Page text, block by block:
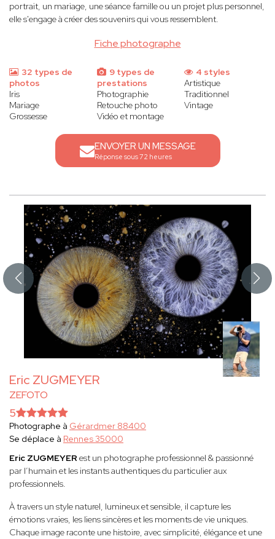
Fiche photographe
portrait, un mariage, une séance famille ou un projet plus personnel,
elle s'engage à créer des souvenirs qui vous ressemblent.
32 types de
photos
Iris
Mariage
Grossesse
9 types de
prestations
Photographie
Retouche photo
Vidéo et montage
4 styles
Artistique
Traditionnel
Vintage
ENVOYER UN MESSAGE
Réponse sous 72 heures
Eric ZUGMEYER
ZEFOTO
5
Photographe à Gérardmer 88400
Se déplace à Rennes 35000
Eric ZUGMEYER est un photographe professionnel & passionné
par l’humain et les instants authentiques du particulier aux
professionnels.
À travers un style naturel, lumineux et sensible, il capture les
émotions vraies, les liens sincères et les moments de vie uniques.
Chaque image raconte une histoire, avec simplicité, élégance et une